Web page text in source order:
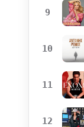
9
10
11
12